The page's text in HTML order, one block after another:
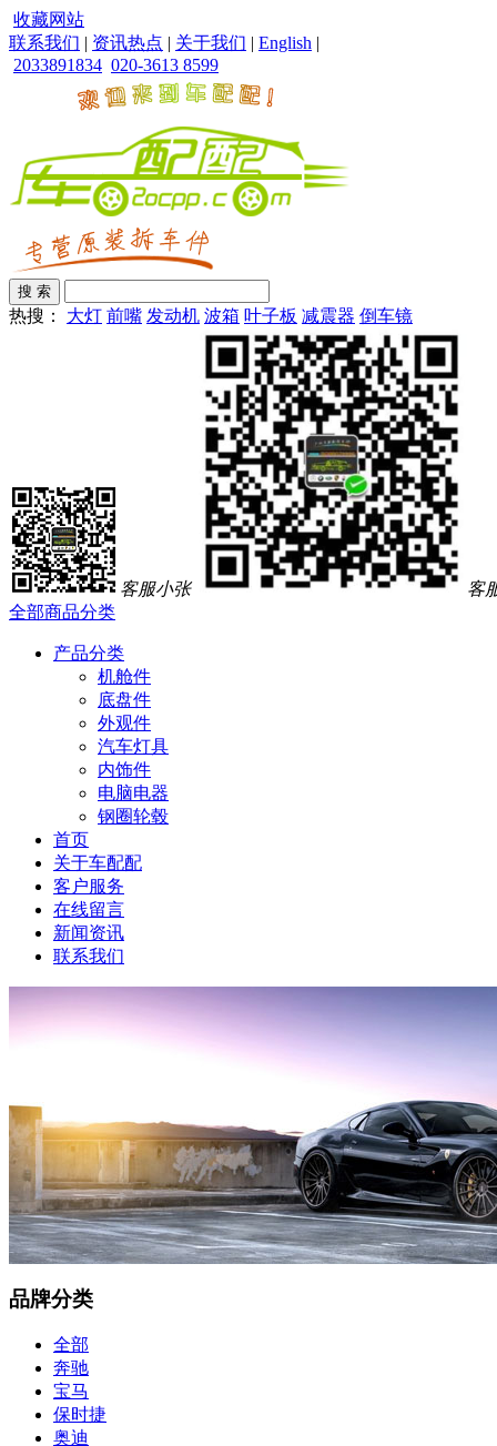
收藏网站
联系我们 | 资讯热点 | 关于我们 | English |
2033891834 020-3613 8599
热搜： 大灯 前嘴 发动机 波箱 叶子板 减震器 倒车镜
客服小张
客
全部商品分类
产品分类
机舱件
底盘件
外观件
汽车灯具
内饰件
电脑电器
钢圈轮毂
首页
关于车配配
客户服务
在线留言
新闻资讯
联系我们
品牌分类
全部
奔驰
宝马
保时捷
奥迪